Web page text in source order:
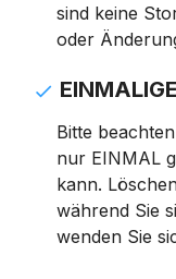
sind keine
oder
Bitte
nur EINMAL
kann.
während Sie
wenden Sie